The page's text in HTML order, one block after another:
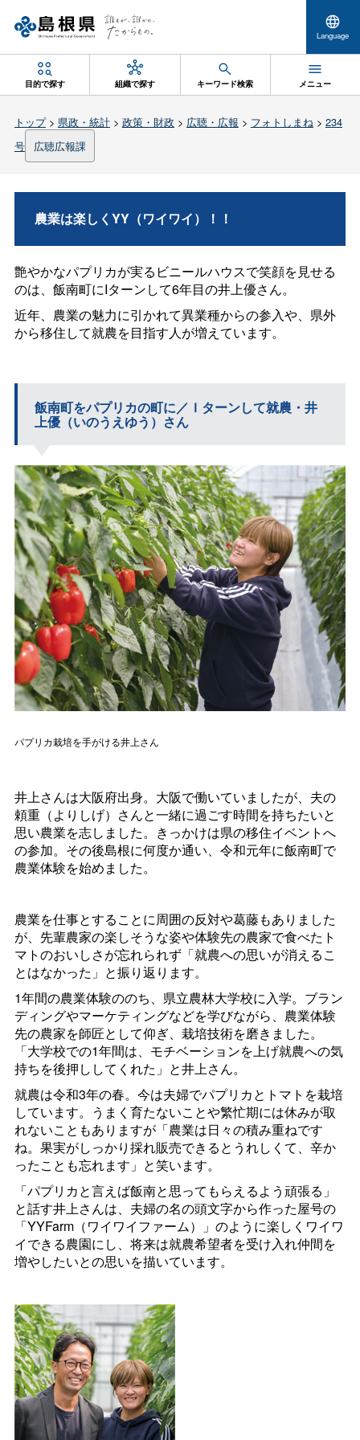
Language
目的で探す 組織で探す キーワード検索 メニュー
トップ> 県政・統計> 政策・財政 > 広聴・広報 > フォトしまね> 234
号
広聴広報課
農業は楽しくYY（ワイワイ）！！
艶やかなパプリカが実るビニールハウスで笑顔を見せる
のは、飯南町にIターンして6年目の井上優さん。
近年、農業の魅力に引かれて異業種からの参入や、県外
から移住して就農を目指す人が増えています。
飯南町をパプリカの町に／Ｉターンして就農・井
上優（いのうえゆう）さん
パプリカ栽培を手がける井上さん
井上さんは大阪府出身。大阪で働いていましたが、夫の
頼重（よりしげ）さんと一緒に過ごす時間を持ちたいと
思い農業を志しました。きっかけは県の移住イベントへ
の参加。その後島根に何度か通い、令和元年に飯南町で
農業体験を始めました。
農業を仕事とすることに周囲の反対や葛藤もありました
が、先輩農家の楽しそうな姿や体験先の農家で食べたト
マトのおいしさが忘れられず「就農への思いが消えるこ
とはなかった」と振り返ります。
1年間の農業体験ののち、県立農林大学校に入学。ブラン
ディングやマーケティングなどを学びながら、農業体験
先の農家を師匠として仰ぎ、栽培技術を磨きました。
「大学校での1年間は、モチベーションを上げ就農への気
持ちを後押ししてくれた」と井上さん。
就農は令和3年の春。今は夫婦でパプリカとトマトを栽培
しています。うまく育たないことや繁忙期には休みが取
れないこともありますが「農業は日々の積み重ねです
ね。果実がしっかり採れ販売できるとうれしくて、辛か
ったことも忘れます」と笑います。
「パプリカと言えば飯南と思ってもらえるよう頑張る」
と話す井上さんは、夫婦の名の頭文字から作った屋号の
「YYFarm（ワイワイファーム）」のように楽しくワイワ
イできる農園にし、将来は就農希望者を受け入れ仲間を
増やしたいとの思いを描いています。